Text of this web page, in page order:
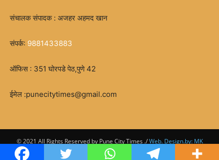
संचालक संपादक : अजहर अहमद खान
संपर्क: 9881433883
ऑफिस : 351 घोरपडे पेठ,पुणे 42
ईमेल :punecitytimes@gmail.com
© 2021 All Rights Reserved by Pune City Times ./Web. Design.by: MK
Digital seva.com